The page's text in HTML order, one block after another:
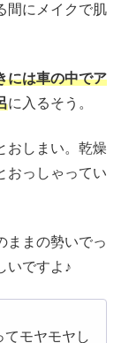
間にメイクで肌
には車の中でア
に入るそう。
おしまい。乾燥
おっしゃってい
ままの勢いでっ
いですよ♪
モヤモヤし